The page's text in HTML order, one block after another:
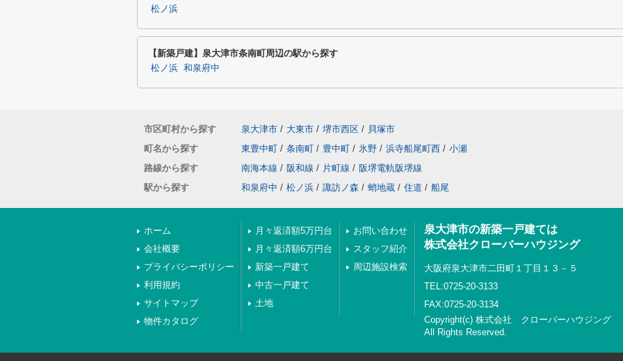
松ノ浜
【新築戸建】泉大津市条南町周辺の駅から探す
松ノ浜 和泉府中
市区町村から探す 泉大津市 / 大東市 / 堺市西区 / 貝塚市
町名から探す
東豊中町 / 条南町 / 豊中町 / 氷野 / 浜寺船尾町西 / 小瀬
路線から探す
南海本線 / 阪和線 / 片町線 / 阪堺電軌阪堺線
駅から探す
和泉府中 / 松ノ浜 / 諏訪ノ森 / 蛸地蔵 / 住道 / 船尾
ホーム
会社概要
プライバシーポリシー
利用規約
サイトマップ
物件カタログ
月々返済額5万円台
月々返済額6万円台
新築一戸建て
中古一戸建て
土地
お問い合わせ
スタッフ紹介
周辺施設検索
泉大津市の新築一戸建ては
株式会社クローバーハウジング
大阪府泉大津市二田町１丁目１３－５
TEL:0725-20-3133
FAX:0725-20-3134
Copyright(c) 株式会社 クローバーハウジング
All Rights Reserved.